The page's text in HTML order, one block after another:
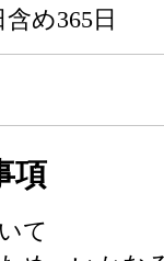
め365日
項
て